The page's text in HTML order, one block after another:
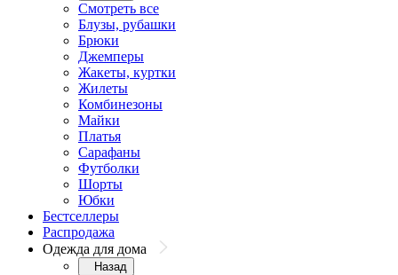
Смотреть все
Блузы, рубашки
Брюки
Джемперы
Жакеты, куртки
Жилеты
Комбинезоны
Майки
Платья
Сарафаны
Футболки
Шорты
Юбки
Бестселлеры
Распродажа
Одежда для дома
Назад